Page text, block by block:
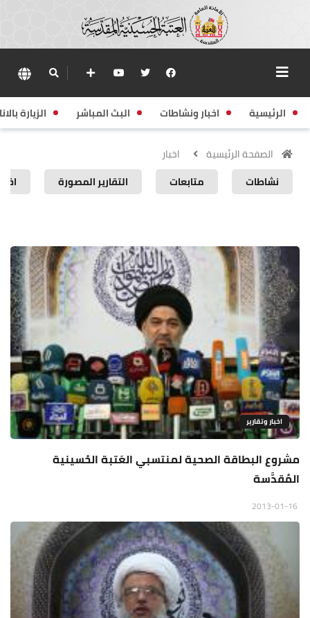
الرئيسية اخبار ونشاطات البث المباشر الزيارة
الصفحة الرئيسية
اخبار
نشاطات
متابعات التقارير المصورة
اخبار وتقارير
مشروع البطاقة الصحية لمنتسبي العَتبة الحُسينية
المُقدَّسة